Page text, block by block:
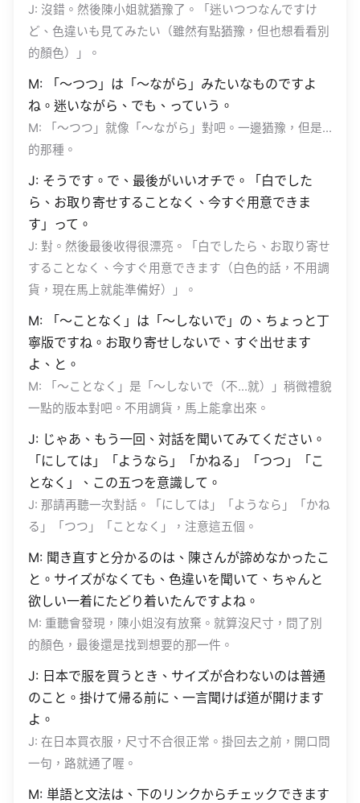
J: 沒錯。然後陳小姐就猶豫了。「迷いつつなんですけ
ど、色違いも見てみたい（雖然有點猶豫，但也想看看別
的顏色）」。
M: 「〜つつ」は「〜ながら」みたいなものですよ
ね。迷いながら、でも、っていう。
M: 「〜つつ」就像「〜ながら」對吧。一邊猶豫，但是…
的那種。
J: そうです。で、最後がいいオチで。「白でした
ら、お取り寄せすることなく、今すぐ用意できま
す」って。
J: 對。然後最後收得很漂亮。「白でしたら、お取り寄せ
することなく、今すぐ用意できます（白色的話，不用調
貨，現在馬上就能準備好）」。
M: 「〜ことなく」は「〜しないで」の、ちょっと丁
寧版ですね。お取り寄せしないで、すぐ出せます
よ、と。
M: 「〜ことなく」是「〜しないで（不…就）」稍微禮貌
一點的版本對吧。不用調貨，馬上能拿出來。
J: じゃあ、もう一回、対話を聞いてみてください。
「にしては」「ようなら」「かねる」「つつ」「こ
となく」、この五つを意識して。
J: 那請再聽一次對話。「にしては」「ようなら」「かね
る」「つつ」「ことなく」，注意這五個。
M: 聞き直すと分かるのは、陳さんが諦めなかったこ
と。サイズがなくても、色違いを聞いて、ちゃんと
欲しい一着にたどり着いたんですよね。
M: 重聽會發現，陳小姐沒有放棄。就算沒尺寸，問了別
的顏色，最後還是找到想要的那一件。
J: 日本で服を買うとき、サイズが合わないのは普通
のこと。掛けて帰る前に、一言聞けば道が開けます
よ。
J: 在日本買衣服，尺寸不合很正常。掛回去之前，開口問
一句，路就通了喔。
M: 単語と文法は、下のリンクからチェックできます